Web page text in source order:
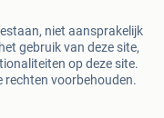
niet aansprakelijk
gebruik van deze site,
op deze site.
voorbehouden.